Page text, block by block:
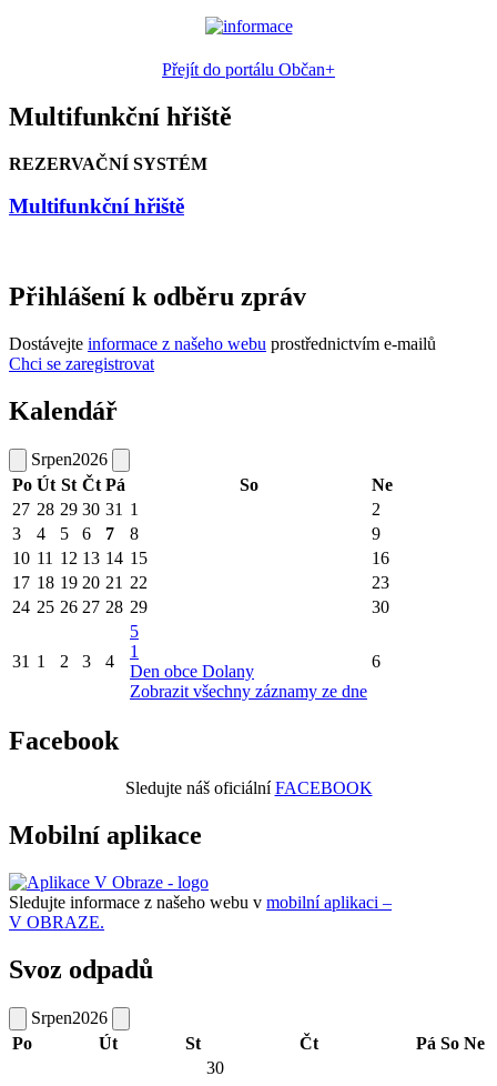
Přejít do portálu Občan+
Multifunkční hřiště
REZERVAČNÍ SYSTÉM
Multifunkční hřiště
Přihlášení k odběru zpráv
Dostávejte informace z našeho webu prostřednictvím e-mailů
Chci se zaregistrovat
Kalendář
Srpen2026
Po Út St Čt Pá So
Ne
27 28 29 30 31 1
2
3
4 5 6 7 8
9
10 11 12 13 14 15
16
17 18 19 20 21 22
23
24 25 26 27 28 29 30
31 1 2 3 4
5
1
Den obce Dolany
Zobrazit všechny záznamy ze dne
6
Facebook
Sledujte náš oficiálníFACEBOOK
Mobilní aplikace
Sledujte informace z našeho webu v mobilní aplikaci –
V OBRAZE.
Svoz odpadů
Srpen2026
Po
Út St Čt Pá So Ne
30